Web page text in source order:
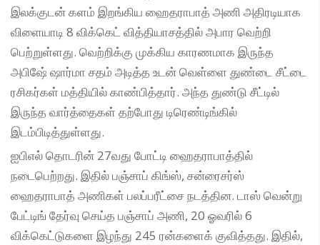
இலக்குடன் களம் இறங்கிய ஹைதராபாத் அணி அதிரடியாக
விளையாடி 8 விக்கெட் வித்தியாசத்தில் அபார வெற்றி
பெற்றுள்ளது. வெற்றிக்கு முக்கிய காரணமாக இருந்த
அபிஷே் ஷார்மா சதம் அடித்த உடன் வெள்ளை துண்டை சீட்டை
ரசிகர்கள் மத்தியில் காண்பித்தார். அந்த துண்டு சீட்டில்
இருந்த வார்த்தைகள் தற்போது டிரெண்டிங்கில்
இடம்பிடித்துள்ளது.
ஐபிஎல் தொடரின் 27வது போட்டி ஹைதராபாத்தில்
நடைபெற்றது. இதில் பஞ்சாப் கிங்ஸ், சன்ரைசர்ஸ்
ஹைதராபாத் அணிகள் பலப்பரீட்சை நடத்தின. டாஸ் வென்று
பேட்டிங் தேர்வு செய்த பஞ்சாப் அணி, 20 ஓவரில் 6
விக்கெட்டுகளை இழந்து 245 ரன்களைக் குவித்தது. இதில்,